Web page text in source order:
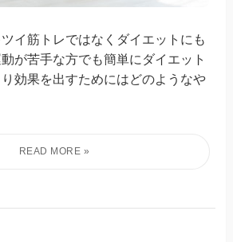
イ筋トレではなくダイエットにも
が苦手な方でも簡単にダイエット
効果を出すためにはどのようなや